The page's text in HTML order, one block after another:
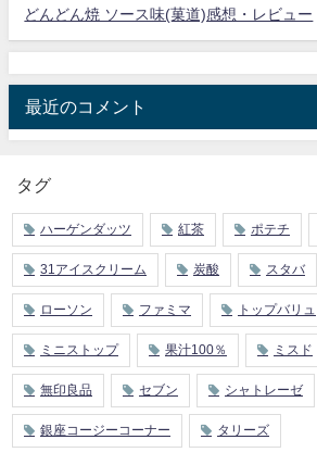
どんどん焼 ソース味(菓道)感想・レビュー
最近のコメント
タグ
ハーゲンダッツ 紅茶 ポテチ
31アイスクリーム 炭酸 スタバ
ローソン ファミマ トップバリュ
ミニストップ 果汁100％ ミスド
無印良品 セブン シャトレーゼ
銀座コージーコーナー タリーズ